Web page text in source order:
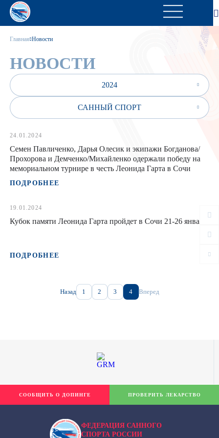
Главная Новости
НОВОСТИ
2024
САННЫЙ СПОРТ
24.01.2024
Семен Павличенко, Дарья Олесик и экипажи Богданова/
Прохорова и Демченко/Михайленко одержали победу на
мемориальном турнире в честь Леонида Гарта в Сочи
ПОДРОБНЕЕ
19.01.2024
Кубок памяти Леонида Гарта пройдет в Сочи 21-26 января
ПОДРОБНЕЕ
Назад 1 2 3 4 Вперед
ФЕДЕРАЦИЯ САННОГО
СПОРТА РОССИИ
СООБЩИТЬ О ДОПИНГЕ ПРОВЕРИТЬ ЛЕКАРСТВО